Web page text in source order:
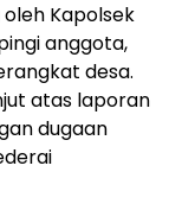
Kapolsek
anggota,
desa.
atas laporan
dugaan